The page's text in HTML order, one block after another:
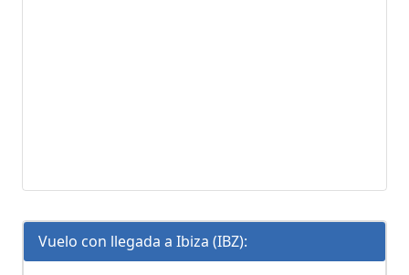
Vuelo con llegada a Ibiza (IBZ):